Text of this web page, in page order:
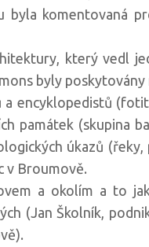
komentovaná
který vedl
byly
encyklopedistů
památek (skupina
úkazů
v Broumově.
a okolím a to
(Jan Školník,